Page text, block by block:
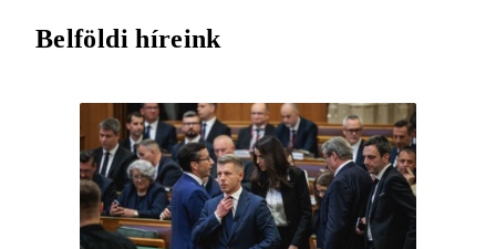
Belföldi híreink